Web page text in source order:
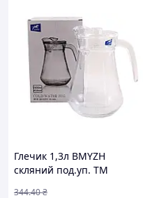
Глечик 1,3л BMYZH
скляний под.уп. ТМ
344.40₴